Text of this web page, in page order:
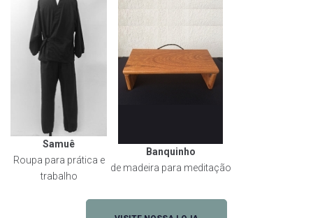
Samuê
Roupa para prática e
trabalho
Banquinho
de madeira para meditação